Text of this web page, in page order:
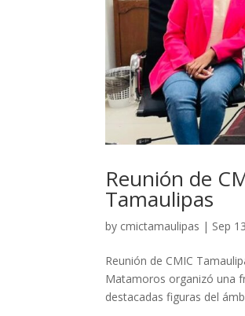
Reunión de
Tamaulipas
by cmictamaulipas | Sep
Reunión de CMIC
Matamoros organizó una
destacadas figuras del